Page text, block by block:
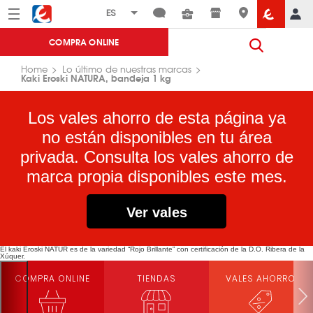
Menú Eroski
COMPRA ONLINE
Home Lo último de nuestras marcas
Kaki Eroski NATURA, bandeja 1 kg
Los vales ahorro de esta página ya
no están disponibles en tu área
privada. Consulta los vales ahorro de
marca propia disponibles este mes.
Ver vales
El kaki Eroski NATUR es de la variedad “Rojo Brillante” con certificación de la D.O. Ribera de la
Xúquer.
COMPRA ONLINE TIENDAS VALES AHORRO